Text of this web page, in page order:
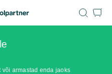
armastad enda jaoks